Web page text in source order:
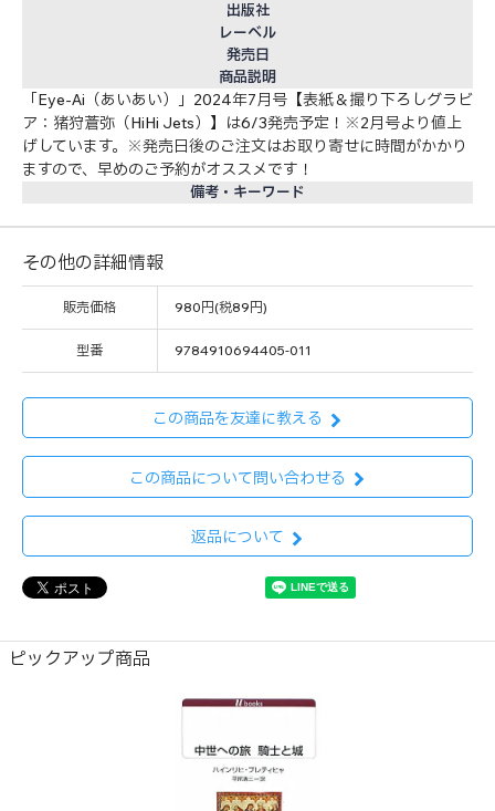
出版社
レーベル
発売日
商品説明
「Eye-Ai（あいあい）」2024年7月号【表紙＆撮り下ろしグラビ
ア：猪狩蒼弥（HiHi Jets）】は6/3発売予定！※2月号より値上
げしています。※発売日後のご注文はお取り寄せに時間がかかり
ますので、早めのご予約がオススメです！
備考・キーワード
その他の詳細情報
販売価格 980円(税89円)
型番 9784910694405-011
この商品を友達に教える
この商品について問い合わせる
返品について
ピックアップ商品